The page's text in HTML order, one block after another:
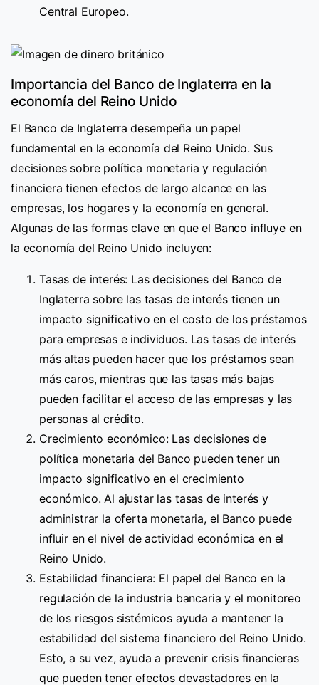
Central Europeo.
Importancia del Banco de Inglaterra en la
economía del Reino Unido
El Banco de Inglaterra desempeña un papel
fundamental en la economía del Reino Unido. Sus
decisiones sobre política monetaria y regulación
financiera tienen efectos de largo alcance en las
empresas, los hogares y la economía en general.
Algunas de las formas clave en que el Banco influye en
la economía del Reino Unido incluyen:
Tasas de interés: Las decisiones del Banco de
Inglaterra sobre las tasas de interés tienen un
impacto significativo en el costo de los préstamos
para empresas e individuos. Las tasas de interés
más altas pueden hacer que los préstamos sean
más caros, mientras que las tasas más bajas
pueden facilitar el acceso de las empresas y las
personas al crédito.
Crecimiento económico: Las decisiones de
política monetaria del Banco pueden tener un
impacto significativo en el crecimiento
económico. Al ajustar las tasas de interés y
administrar la oferta monetaria, el Banco puede
influir en el nivel de actividad económica en el
Reino Unido.
Estabilidad financiera: El papel del Banco en la
regulación de la industria bancaria y el monitoreo
de los riesgos sistémicos ayuda a mantener la
estabilidad del sistema financiero del Reino Unido.
Esto, a su vez, ayuda a prevenir crisis financieras
que pueden tener efectos devastadores en la